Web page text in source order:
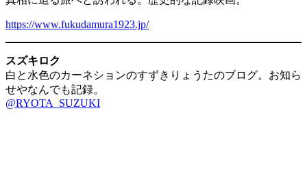
https://www.fukudamura1923.jp/
スズキロク
白と水色のカーネションのすずきりょうたのブログ。お知ら
せやなんでも記録。
@RYOTA_SUZUKI